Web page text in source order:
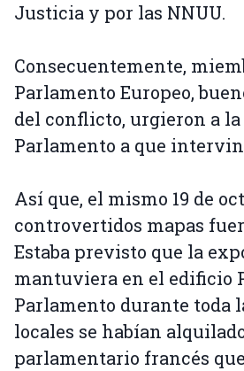
Justicia y por las NNUU.
Consecuentemente,
Parlamento Europeo,
del conflicto, urgieron a
Parlamento a que
Así que, el mismo 19 de
controvertidos mapas
Estaba previsto que la
mantuviera en el edificio
Parlamento durante toda
locales se habían
parlamentario francés